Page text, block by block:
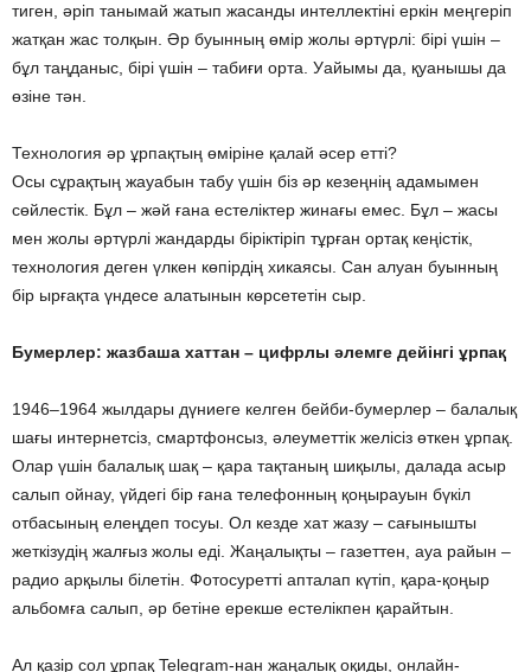
тиген, әріп танымай жатып жасанды интеллектіні еркін меңгеріп
жатқан жас толқын. Әр буынның өмір жолы әртүрлі: бірі үшін –
бұл таңданыс, бірі үшін – табиғи орта. Уайымы да, қуанышы да
өзіне тән.
Технология әр ұрпақтың өміріне қалай әсер етті?
Осы сұрақтың жауабын табу үшін біз әр кезеңнің адамымен
сөйлестік. Бұл – жәй ғана естеліктер жинағы емес. Бұл – жасы
мен жолы әртүрлі жандарды біріктіріп тұрған ортақ кеңістік,
технология деген үлкен көпірдің хикаясы. Сан алуан буынның
бір ырғақта үндесе алатынын көрсететін сыр.
Бумерлер: жазбаша хаттан – цифрлы әлемге дейінгі ұрпақ
1946–1964 жылдары дүниеге келген бейби-бумерлер – балалық
шағы интернетсіз, смартфонсыз, әлеуметтік желісіз өткен ұрпақ.
Олар үшін балалық шақ – қара тақтаның шиқылы, далада асыр
салып ойнау, үйдегі бір ғана телефонның қоңырауын бүкіл
отбасының елеңдеп тосуы. Ол кезде хат жазу – сағынышты
жеткізудің жалғыз жолы еді. Жаңалықты – газеттен, ауа райын –
радио арқылы білетін. Фотосуретті апталап күтіп, қара-қоңыр
альбомға салып, әр бетіне ерекше естелікпен қарайтын.
Ал қазір сол ұрпақ Telegram-нан жаңалық оқиды, онлайн-